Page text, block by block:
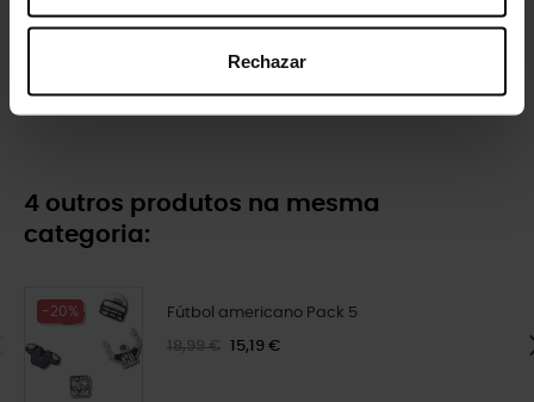
Rechazar
Lua crescente brilhando no... Sandálias plataforma...
4 outros produtos na mesma
categoria:
-20% Fútbol americano Pack 5
18,99 € 15,19 €